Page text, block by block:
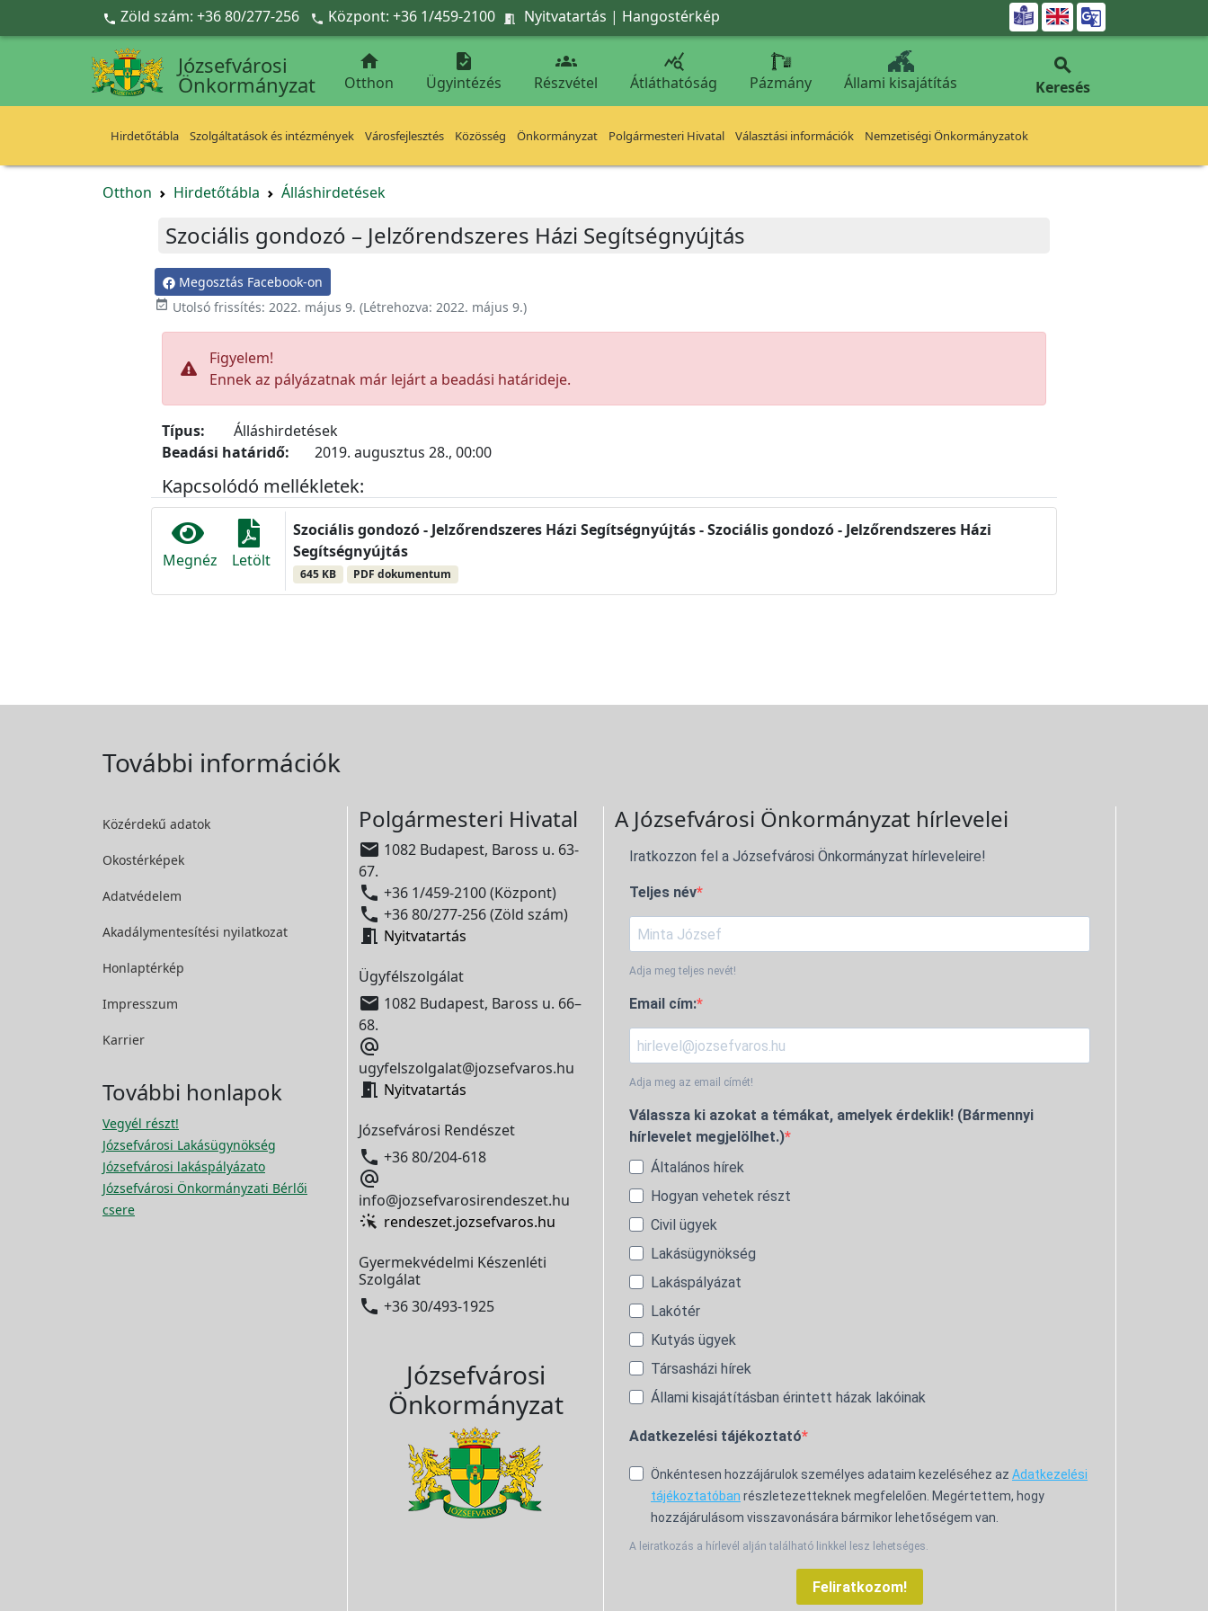
Ugrás a fő tartalomra
 Zöld szám: +36 80/277-256  Központ: +36 1/459-2100  Nyitvatartás | Hangostérkép 
Józsefvárosi
Önkormányzat

Otthon

Ügyintézés

Részvétel

Átláthatóság Pázmány Állami kisajátítás

Keresés
Hirdetőtábla Szolgáltatások és intézmények Városfejlesztés Közösség Önkormányzat Polgármesteri Hivatal Választási információk Nemzetiségi Önkormányzatok
Otthon Hirdetőtábla Álláshirdetések
Szociális gondozó – Jelzőrendszeres Házi Segítségnyújtás
Megosztás Facebook-on
 Utolsó frissítés: 2022. május 9. (Létrehozva: 2022. május 9.)
Figyelem!
Ennek az pályázatnak már lejárt a beadási határideje.
Típus:
Álláshirdetések
Beadási határidő:
2019. augusztus 28., 00:00
Kapcsolódó mellékletek:
Megnéz Letölt
Szociális gondozó - Jelzőrendszeres Házi Segítségnyújtás - Szociális gondozó - Jelzőrendszeres Házi
Segítségnyújtás
645 KB PDF dokumentum
További információk
Közérdekű adatok
Okostérképek
Adatvédelem
Akadálymentesítési nyilatkozat
Honlaptérkép
Impresszum
Karrier
További honlapok
Vegyél részt!
Józsefvárosi Lakásügynökség
Józsefvárosi lakáspályázato
Józsefvárosi Önkormányzati Bérlői
csere
Polgármesteri Hivatal
 1082 Budapest, Baross u. 63-
67.
 +36 1/459-2100 (Központ)
 +36 80/277-256 (Zöld szám)
 Nyitvatartás
Ügyfélszolgálat
 1082 Budapest, Baross u. 66–
68.

ugyfelszolgalat@jozsefvaros.hu
 Nyitvatartás
Józsefvárosi Rendészet
 +36 80/204-618

info@jozsefvarosirendeszet.hu
rendeszet.jozsefvaros.hu
Gyermekvédelmi Készenléti
Szolgálat
 +36 30/493-1925
Józsefvárosi
Önkormányzat
A Józsefvárosi Önkormányzat hírlevelei
Iratkozzon fel a Józsefvárosi Önkormányzat hírleveleire!
Teljes név
Adja meg teljes nevét!
Email cím:
Adja meg az email címét!
Válassza ki azokat a témákat, amelyek érdeklik! (Bármennyi
hírlevelet megjelölhet.)
Általános hírek
Hogyan vehetek részt
Civil ügyek
Lakásügynökség
Lakáspályázat
Lakótér
Kutyás ügyek
Társasházi hírek
Állami kisajátításban érintett házak lakóinak
Adatkezelési tájékoztató
Önkéntesen hozzájárulok személyes adataim kezeléséhez az Adatkezelési
tájékoztatóban részletezetteknek megfelelően. Megértettem, hogy
hozzájárulásom visszavonására bármikor lehetőségem van.
A leiratkozás a hírlevél alján található linkkel lesz lehetséges.
Feliratkozom!